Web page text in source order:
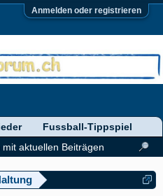
Anmelden oder registrieren
aktuellen Beiträgen
Fussball-Tippspiel